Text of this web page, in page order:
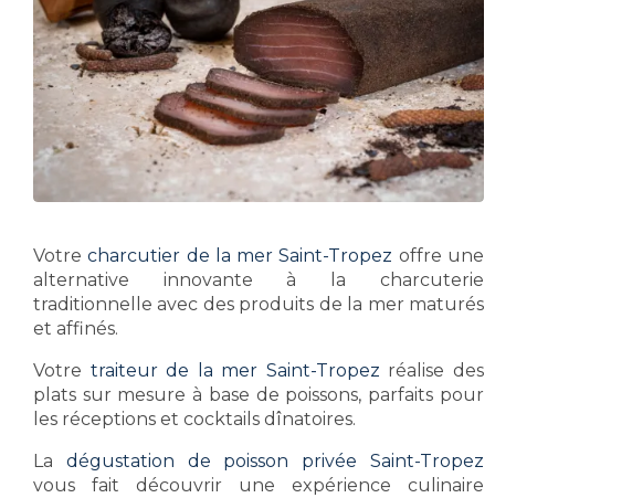
Votrecharcutier de la mer Saint-Tropez offre une
alternative innovante à la charcuterie
traditionnelle avec des produits de la mer maturés
et affinés.
Votre traiteur de la mer Saint-Tropez réalise des
plats sur mesure à base de poissons, parfaits pour
les réceptions et cocktails dînatoires.
La dégustation de poisson privée Saint-Tropez
vous fait découvrir une expérience culinaire